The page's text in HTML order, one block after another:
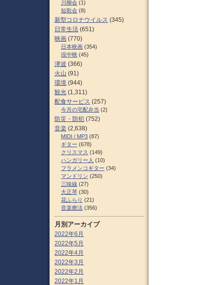
川柳会 (1)
短歌会 (8)
新型コロナウイルス (345)
日常生活 (651)
映画 (770)
日本映画 (354)
現中映 (45)
津波 (366)
火山 (91)
環境 (944)
観光 (1,311)
配食サービス (257)
今月の宅配弁当 (2)
防災・防犯 (752)
音楽 (2,638)
MIDI / MP3 (87)
ギター (678)
クリスマス (149)
ハンガリー人 (10)
フラメンコギター (34)
マンドリン (250)
三味線 (27)
大正琴 (30)
花ふらり (21)
音楽療法 (356)
月別アーカイブ
2022年6月
2022年5月
2022年4月
2022年3月
2022年2月
2022年1月